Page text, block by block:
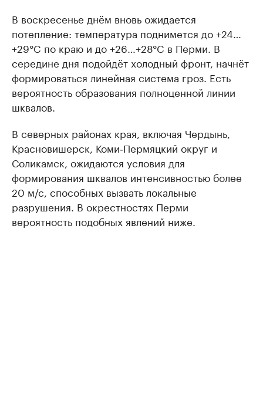
В воскресенье днём вновь ожидается
потепление: температура поднимется до +24…
+29°C по краю и до +26…+28°C в Перми. В
середине дня подойдёт холодный фронт, начнёт
формироваться линейная система гроз. Есть
вероятность образования полноценной линии
шквалов.
В северных районах края, включая Чердынь,
Красновишерск, Коми‑Пермяцкий округ и
Соликамск, ожидаются условия для
формирования шквалов интенсивностью более
20 м/с, способных вызвать локальные
разрушения. В окрестностях Перми
вероятность подобных явлений ниже.